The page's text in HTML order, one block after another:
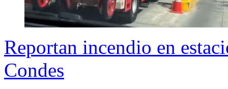
Reportan incendio en
Condes